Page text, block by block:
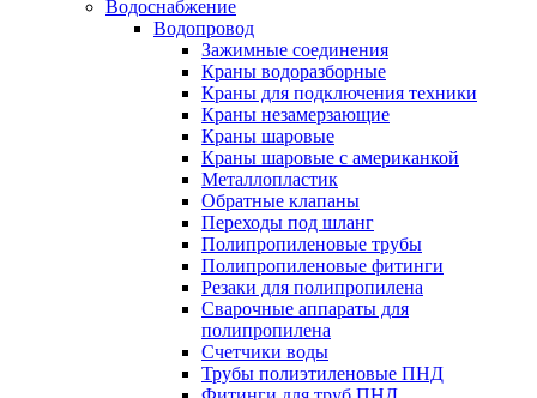
Водоснабжение
Водопровод
Зажимные соединения
Краны водоразборные
Краны для подключения техники
Краны незамерзающие
Краны шаровые
Краны шаровые с американкой
Металлопластик
Обратные клапаны
Переходы под шланг
Полипропиленовые трубы
Полипропиленовые фитинги
Резаки для полипропилена
Сварочные аппараты для
полипропилена
Счетчики воды
Трубы полиэтиленовые ПНД